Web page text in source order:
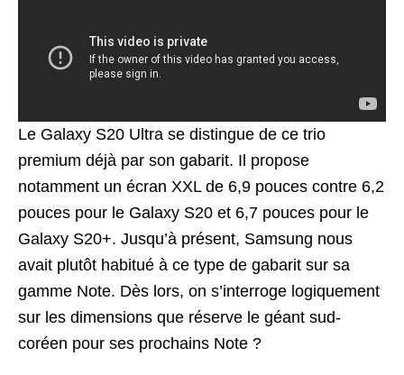
Le Galaxy S20 Ultra se distingue de ce trio
premium déjà par son gabarit. Il propose
notamment un écran XXL de 6,9 pouces contre 6,2
pouces pour le Galaxy S20 et 6,7 pouces pour le
Galaxy S20+. Jusqu’à présent, Samsung nous
avait plutôt habitué à ce type de gabarit sur sa
gamme Note. Dès lors, on s’interroge logiquement
sur les dimensions que réserve le géant sud-
coréen pour ses prochains Note ?